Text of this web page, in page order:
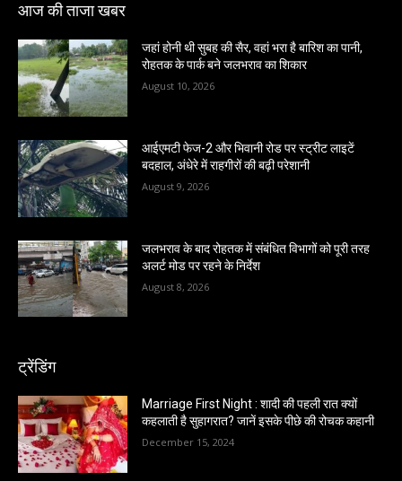
आज की ताजा खबर
जहां होनी थी सुबह की सैर, वहां भरा है बारिश का पानी,
रोहतक के पार्क बने जलभराव का शिकार
August 10, 2026
आईएमटी फेज-2 और भिवानी रोड पर स्ट्रीट लाइटें
बदहाल, अंधेरे में राहगीरों की बढ़ी परेशानी
August 9, 2026
जलभराव के बाद रोहतक में संबंधित विभागों को पूरी तरह
अलर्ट मोड पर रहने के निर्देश
August 8, 2026
ट्रेंडिंग
Marriage First Night : शादी की पहली रात क्यों
कहलाती है सुहागरात? जानें इसके पीछे की रोचक कहानी
December 15, 2024